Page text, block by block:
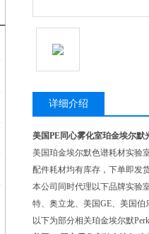
详细介绍
美国PE同心雾化室珀金埃尔默
美国珀金埃尔默色谱耗材实验
配件耗材均有库存，下单即发
本公司同时代理以下品牌实验
特、奥立龙、美国GE、美国
以下为部分相关珀金埃尔默